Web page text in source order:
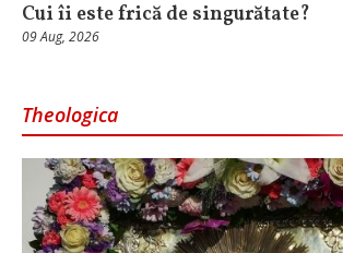
Cui îi este frică de singurătate?
09 Aug, 2026
Theologica